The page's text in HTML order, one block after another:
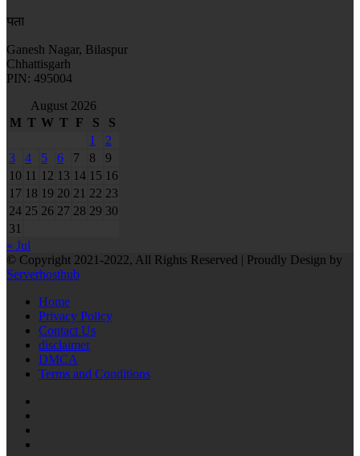
पता
Ganesh Nagar, Bilaspur
Chhattisgarh
PIN: 495004
August 2026
M T W T F S
S
1
2
3
4 5 6 7 8
9
10 11 12 13 14 15 16
17 18 19 20 21 22 23
24 25 26 27 28 29 30
31
« Jul
© Copyright 2021-2022, All Rights Reserved | Proudly Design by
Serverhosthub
Home
Privacy Policy
Contact Us
disclaimer
DMCA
Terms and Conditions